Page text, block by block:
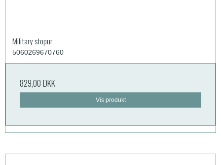
Military stopur
5060269670760
829,00 DKK
Vis produkt